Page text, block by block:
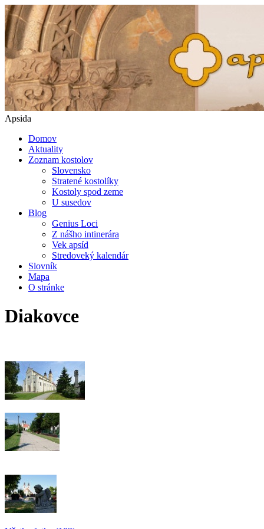
Apsida
Domov
Aktuality
Zoznam kostolov
Slovensko
Stratené kostolíky
Kostoly spod zeme
U susedov
Blog
Genius Loci
Z nášho intinerára
Vek apsíd
Stredoveký kalendár
Slovník
Mapa
O stránke
Diakovce